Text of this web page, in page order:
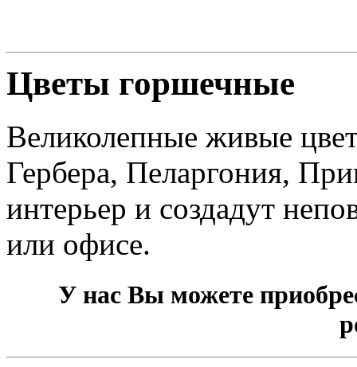
Цветы горшечные
Великолепные живые
Гербера, Пеларгония,
интерьер и создадут
или офисе.
У нас Вы можете